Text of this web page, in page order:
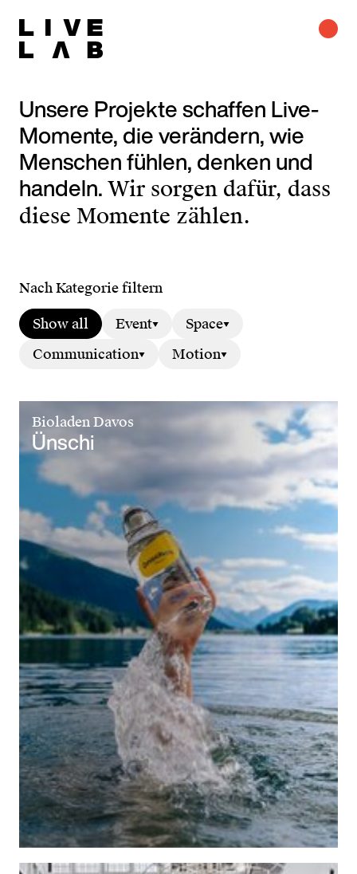
Unsere Projekte schaffen Live-
Momente, die verändern, wie
Menschen fühlen, denken und
handeln. Wir sorgen dafür, dass
diese Momente zählen.
Nach Kategorie filtern
Show all Event
Space
Communication
Motion
Bioladen Davos
Ünschi